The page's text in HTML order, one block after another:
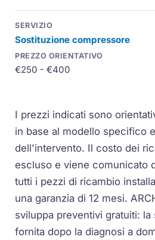
Sostituzione compressore
€250 - €400
I prezzi indicati sono
in base al modello specifico
dell'intervento. Il costo dei
escluso e viene comunicato
tutti i pezzi di ricambio
una garanzia di 12 mesi.
sviluppa preventivi gratuiti:
fornita dopo la diagnosi a